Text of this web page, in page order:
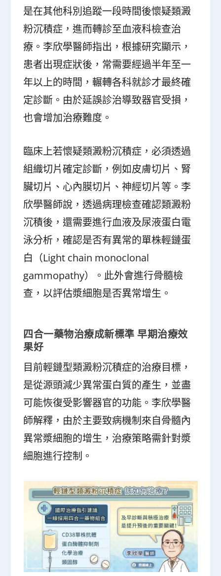
是在其他科別追蹤一段時間後懷疑類澱
粉沉積症，進而轉診至血液科檢查治
療。李欣學醫師指出，根據研究顯示，
患者出現症狀後，常需要經過半年至一
年以上的時間，輾轉各科就診才最終確
定診斷。由於延誤診治導致器官受損，
也會增加治療難度。
臨床上若懷疑類澱粉沉積症，必須透過
組織切片確定診斷，例如皮膚切片、腎
臟切片、心內膜切片、神經切片等。李
欣學醫師說，透過病理檢查確認類澱粉
沉積後，還需要進行血液及尿液蛋白電
泳分析，確認是否有異常的單株輕鏈蛋
白（Light chain monoclonal
gammopathy）。此外會進行骨髓檢
查，以評估漿細胞是否異常增生。
四合一藥物治療成新標準 早期治療效
果好
目前輕鏈型類澱粉沉積症的治療目標，
是從源頭減少異常蛋白質的產生，並盡
可能恢復受影響器官的功能。李欣學醫
師解釋，由於主要致病機制來自骨髓內
異常漿細胞的增生，治療策略需針對漿
細胞進行控制。